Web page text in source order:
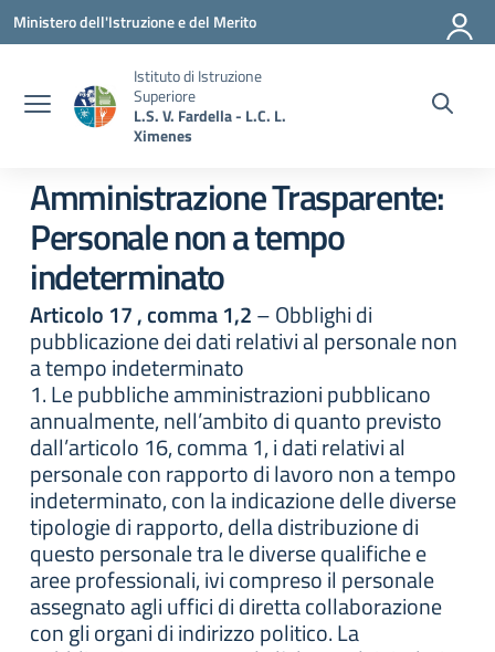
Vai ai contenuti
Vai al menu di navigazione
Vai al footer
Ministero dell'Istruzione e del Merito
Istituto di Istruzione
Superiore
L.S. V. Fardella - L.C. L.
Ximenes
Amministrazione Trasparente:
Personale non a tempo
indeterminato
Articolo 17 , comma 1,2– Obblighi di
pubblicazione dei dati relativi al personale non
a tempo indeterminato
1. Le pubbliche amministrazioni pubblicano
annualmente, nell’ambito di quanto previsto
dall’articolo 16, comma 1, i dati relativi al
personale con rapporto di lavoro non a tempo
indeterminato, con la indicazione delle diverse
tipologie di rapporto, della distribuzione di
questo personale tra le diverse qualifiche e
aree professionali, ivi compreso il personale
assegnato agli uffici di diretta collaborazione
con gli organi di indirizzo politico. La